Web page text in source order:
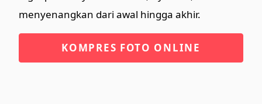
menyenangkan dari awal hingga akhir.
KOMPRES FOTO ONLINE